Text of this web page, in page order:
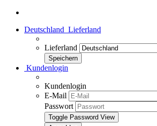
Deutschland Lieferland
Lieferland
Kundenlogin
Kundenlogin
E-Mail
Passwort
Toggle Password View